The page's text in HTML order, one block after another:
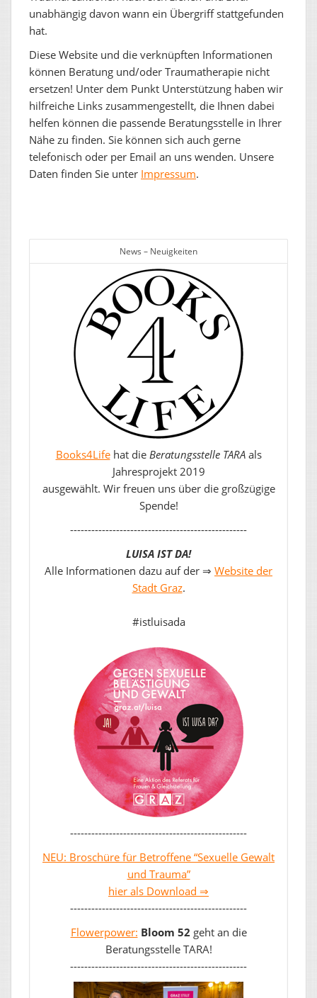
unabhängig davon wann ein Übergriff stattgefunden
hat.
Diese Website und die verknüpften Informationen
können Beratung und/oder Traumatherapie nicht
ersetzen! Unter dem Punkt Unterstützung haben wir
hilfreiche Links zusammengestellt, die Ihnen dabei
helfen können die passende Beratungsstelle in Ihrer
Nähe zu finden. Sie können sich auch gerne
telefonisch oder per Email an uns wenden. Unsere
Daten finden Sie unter Impressum.
News – Neuigkeiten
Books4Lifehat die Beratungsstelle TARAals
Jahresprojekt 2019
ausgewählt. Wir freuen uns über die großzügige
Spende!
--------------------------------------------------
LUISA IST DA!
Alle Informationen dazu auf der ⇒ Website der
Stadt Graz.
#istluisada
--------------------------------------------------
NEU: Broschüre für Betroffene “Sexuelle Gewalt
und Trauma”
hier als Download ⇒
--------------------------------------------------
Flowerpower: Bloom 52 geht an die
Beratungsstelle TARA!
--------------------------------------------------